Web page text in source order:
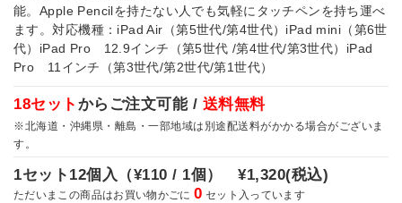
能。Apple Pencilを持たない人でも気軽にタッチペンを持ち運べ
ます。対応機種：iPad Air（第5世代/第4世代）iPad mini（第6世
代）iPad Pro 12.9インチ（第5世代 /第4世代/第3世代）iPad
Pro 11インチ（第3世代/第2世代/第1世代）
18セット からご注文可能 / 送料無料
※北海道・沖縄県・離島・一部地域は別途配送料がかかる場合がございま
す。
1セット12個入（¥110 / 1個）¥1,320(税込)
ただいまこの商品はお買い物かごに0 セット入っています